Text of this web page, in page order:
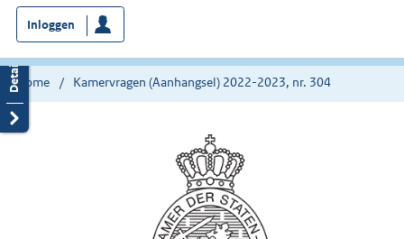
bent
nu
hier:
Inloggen
Home Kamervragen (Aanhangsel) 2022-2023, nr. 304